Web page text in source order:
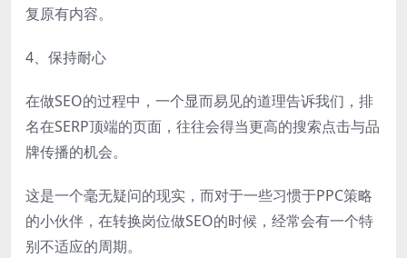
复原有内容。
4、保持耐心
在做SEO的过程中，一个显而易见的道理告诉我们，排
名在SERP顶端的页面，往往会得当更高的搜索点击与品
牌传播的机会。
这是一个毫无疑问的现实，而对于一些习惯于PPC策略
的小伙伴，在转换岗位做SEO的时候，经常会有一个特
别不适应的周期。